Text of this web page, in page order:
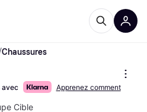
Chaussures
avec Apprenez comment
Cible